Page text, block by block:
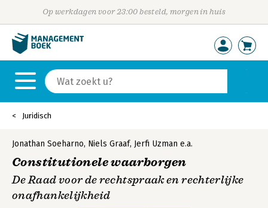
Op werkdagen voor 23:00 besteld, morgen in huis
Juridisch
Jonathan Soeharno, Niels Graaf, Jerfi Uzman e.a.
Constitutionele waarborgen
De Raad voor de rechtspraak en rechterlijke
onafhankelijkheid